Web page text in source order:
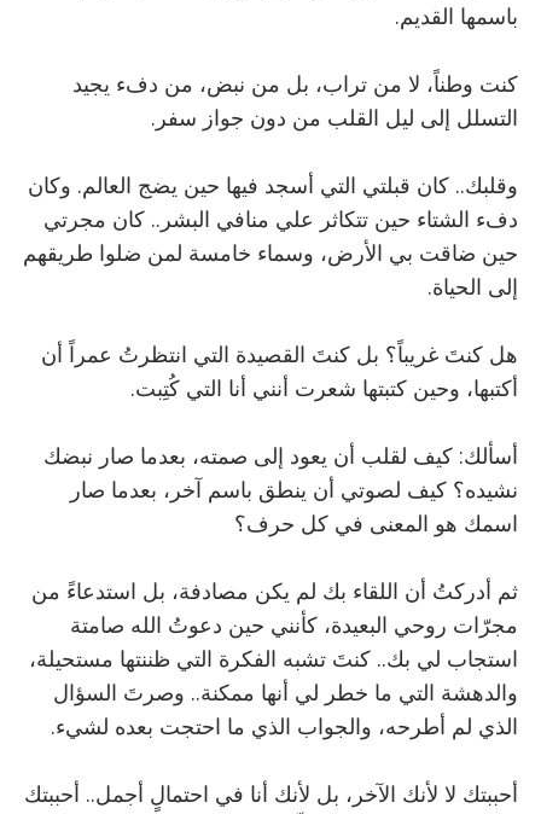
باسمها القديم.
كنت وطناً، لا من تراب، بل من نبض، من دفء يجيد
التسلل إلى ليل القلب من دون جواز سفر.
وقلبك.. كان قبلتي التي أسجد فيها حين يضج العالم. وكان
دفء الشتاء حين تتكاثر علي منافي البشر.. كان مجرتي
حين ضاقت بي الأرض، وسماء خامسة لمن ضلوا طريقهم
إلى الحياة.
هل كنتَ غريباً؟ بل كنتَ القصيدة التي انتظرتُ عمراً أن
أكتبها، وحين كتبتها شعرت أنني أنا التي كُتِبت.
أسألك: كيف لقلب أن يعود إلى صمته، بعدما صار نبضك
نشيده؟ كيف لصوتي أن ينطق باسم آخر، بعدما صار
اسمك هو المعنى في كل حرف؟
ثم أدركتُ أن اللقاء بك لم يكن مصادفة، بل استدعاءً من
مجرّات روحي البعيدة، كأنني حين دعوتُ الله صامتة
استجاب لي بك.. كنتَ تشبه الفكرة التي ظننتها مستحيلة،
والدهشة التي ما خطر لي أنها ممكنة.. وصرتَ السؤال
الذي لم أطرحه، والجواب الذي ما احتجت بعده لشيء.
أحببتك لا لأنك الآخر، بل لأنك أنا في احتمالٍ أجمل.. أحببتك